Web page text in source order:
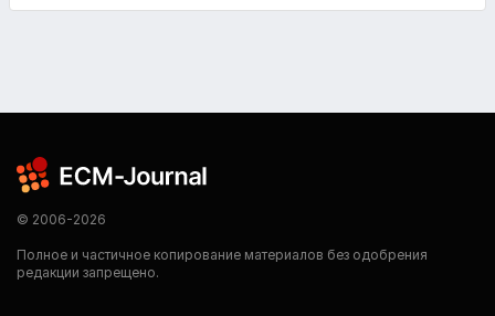
© 2006-2026
Полное и частичное копирование материалов без одобрения
редакции запрещено.